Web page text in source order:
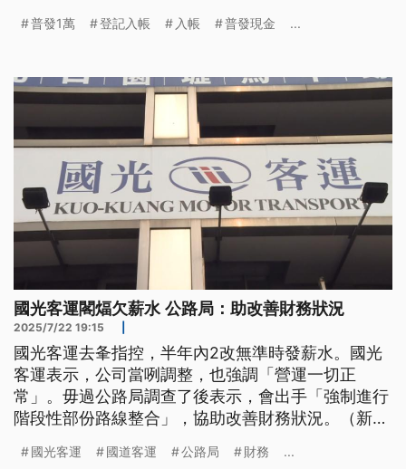
先發放。財政部表示，普發現金共有5種領取方式，
普發1萬 登記入帳 入帳 普發現金 ...
國光客運閣煏欠薪水 公路局：助改善財務狀況
2025/7/22 19:15
國光客運去夆指控，半年內2改無準時發薪水。國光
客運表示，公司當咧調整，也強調「營運一切正
常」。毋過公路局調查了後表示，會出手「強制進行
階段性部份路線整合」，協助改善財務狀況。（新聞
國光客運 國道客運 公路局 財務 ...